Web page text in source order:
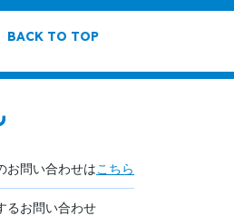
BACK TO TOP
お問い合わせはこちら
るお問い合わせ